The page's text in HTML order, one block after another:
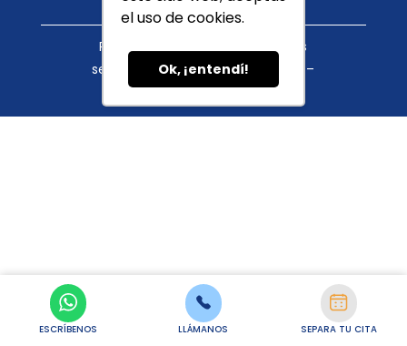
el uso de cookies.
Ok, ¡entendí!
ESCRÍBENOS LLÁMANOS SEPARA TU CITA
Política de tratamiento de datos
servicioalcliente@cupula.com.co –
habeasdata@cupula.com.co